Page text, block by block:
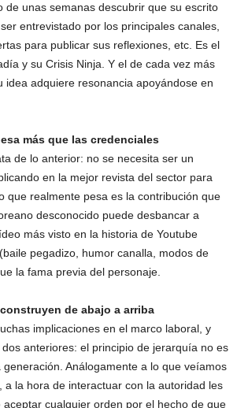
unas semanas descubrir que su escrito
entrevistado por los principales canales,
para publicar sus reflexiones, etc. Es el
y su Crisis Ninja. Y el de cada vez más
idea adquiere resonancia apoyándose en
más que las credenciales
de lo anterior: no se necesita ser un
en la mejor revista del sector para
que realmente pesa es la contribución que
desconocido puede desbancar a
más visto en la historia de Youtube
pegadizo, humor canalla, modos de
la fama previa del personaje.
de abajo a arriba
implicaciones en el marco laboral, y
anteriores: el principio de jerarquía no es
Análogamente a lo que veíamos
a la hora de interactuar con la autoridad les
cualquier orden por el hecho de que